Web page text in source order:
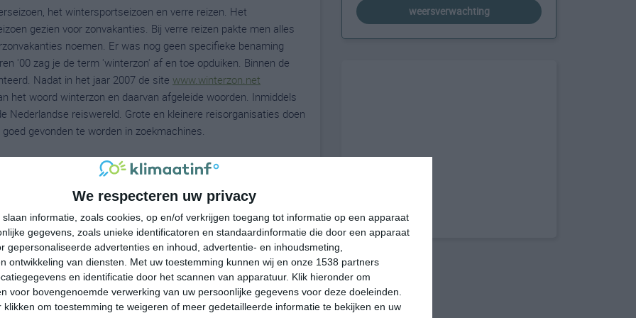
We respecteren uw privacy
slaan informatie, zoals cookies, op en/of verkrijgen toegang tot informatie op een apparaat
gegevens, zoals unieke identificatoren en standaardinformatie die door een apparaat
gepersonaliseerde advertenties en inhoud, advertentie- en inhoudsmeting,
ontwikkeling van diensten.
Met uw toestemming kunnen wij en onze 1538 partners
en identificatie door het scannen van apparatuur. Klik hieronder om
voor bovengenoemde verwerking van uw persoonlijke gegevens voor deze doeleinden.
klikken om toestemming te weigeren of meer gedetailleerde informatie te bekijken en uw
het wintersportseizoen en verre reizen. Het
gezien voor zonvakanties. Bij verre reizen pakte men alles
noemen. Er was nog geen specifieke benaming
'00 zag je de term 'winterzon' af en toe opduiken. Binnen de
Nadat in het jaar 2007 de site www.winterzon.net
het woord winterzon en daarvan afgeleide woorden. Inmiddels
Nederlandse reiswereld. Grote en kleinere reisorganisaties doen
gevonden te worden in zoekmachines.
zegt het zelf eigenlijk al: een winterzonvakantie is een
en Belgen betekent dat een zonvakantie die in de periode
november is geen winter maar herfst en maart en april zijn
reisbranche, zoals hierboven ergens beschreven staat.
vakantie nou exact onder een winterzonvakantie valt. Over het
liefst ook zonnig) genoeg is om op het strand of aan het
temperatuur heeft als winterzonvakantie gezien. Denk
weersverwachting